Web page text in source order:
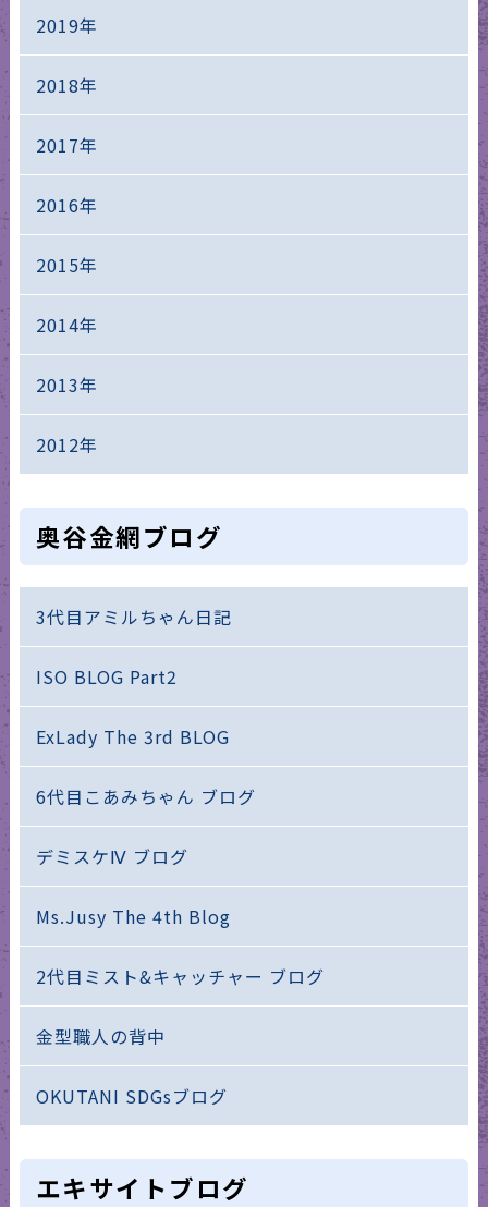
2019年
2018年
2017年
2016年
2015年
2014年
2013年
2012年
奥谷金網ブログ
3代目アミルちゃん日記
ISO BLOG Part2
ExLady The 3rd BLOG
6代目こあみちゃん ブログ
デミスケⅣ ブログ
Ms.Jusy The 4th Blog
2代目ミスト&キャッチャー ブログ
金型職人の背中
OKUTANI SDGsブログ
エキサイトブログ